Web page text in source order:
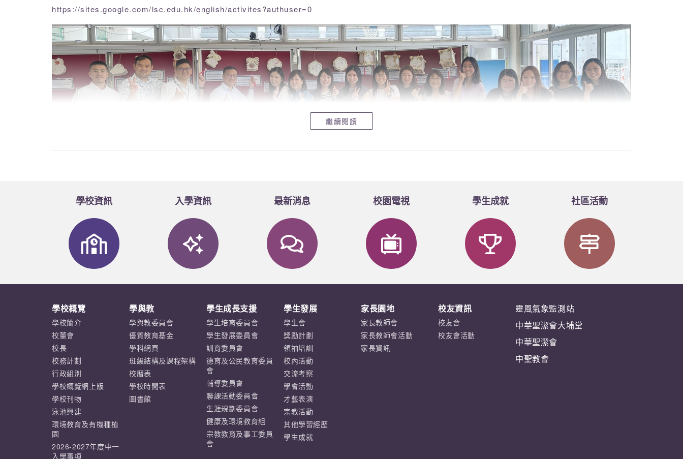
https://sites.google.com/lsc.edu.hk/english/activites?authuser=0
繼續閱讀
學校資訊 入學資訊 最新消息 校園電視 學生成就 社區活動
學校概覽
學校簡介
校董會
校長
校務計劃
行政組別
學校概覽網上版
學校刊物
泳池興建
環境教育及有機種植
園
2026-2027年度中一
入學事項
學與教
學與教委員會
優質教育基金
學科網頁
班級結構及課程架構
校曆表
學校時間表
圖書館
學生成長支援
學生培育委員會
學生發展委員會
訓育委員會
德育及公民教育委員
會
輔導委員會
聯課活動委員會
生涯規劃委員會
健康及環境教育組
宗教教育及事工委員
會
學生發展
學生會
獎勵計劃
領袖培訓
校內活動
交流考察
學會活動
才藝表演
宗教活動
其他學習經歷
學生成就
家長園地
家長教師會
家長教師會活動
家長資訊
校友資訊
校友會
校友會活動
靈風氣象監測站
中華聖潔會大埔堂
中華聖潔會
中聖教會